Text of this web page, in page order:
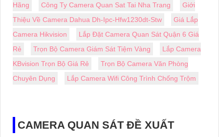
Hãng
Công Ty Camera Quan Sat Tai Nha Trang
Giới
Thiệu Về Camera Dahua Dh-Ipc-Hfw1230dt-Stw
Giá Lắp
Camera Hikvision
Lắp Đặt Camera Quan Sát Quận 6 Giá
Rẻ
Trọn Bộ Camera Giám Sát Tiệm Vàng
Lắp Camera
KBvision Trọn Bộ Giá Rẻ
Trọn Bộ Camera Văn Phòng
Chuyên Dụng
Lắp Camera Wifi Công Trình Chống Trộm
CAMERA QUAN SÁT ĐỀ XUẤT